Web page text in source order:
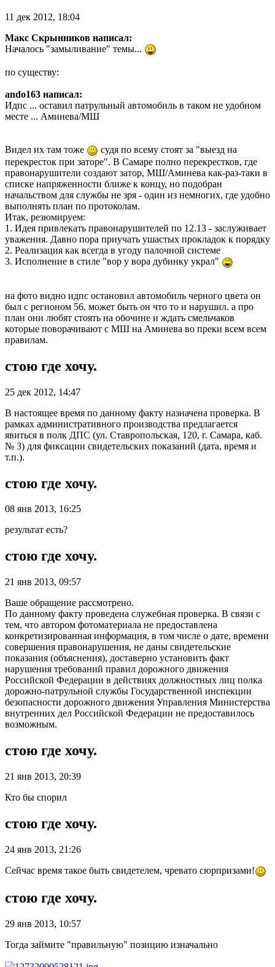
11 дек 2012, 18:04
Макс Скрынников написал:
Началось "замыливание" темы...
по существу:
ando163 написал:
Идпс ... оставил патрульный автомобиль в таком не удобном
месте ... Аминева/МШ
Видел их там тоже
судя по всему стоят за "выезд на
перекресток при заторе". В Самаре полно перекрестков, где
правонарушители создают затор, МШ/Аминева как-раз-таки в
списке напряженности ближе к концу, но подобран
начальством для службы не зря - один из немногих, где удобно
выполнять план по протоколам.
Итак, резюмируем:
1. Идея привлекать правонарушителей по 12.13 - заслуживает
уважения. Давно пора приучать ушастых прокладок к порядку
2. Реализация как всегда в угоду палочной системе
3. Исполнение в стиле "вор у вора дубинку украл"
на фото видно идпс остановил автомобиль черного цвета он
был с регионом 56. может быть он что то и нарушил. а про
план они любят стоять на обочине и ждать смельчаков
которые поворачивают с МШ на Аминева во преки всем всем
правилам.
стою где хочу.
25 дек 2012, 14:47
В настоящее время по данному факту назначена проверка. В
рамках административного производства предлагается
явиться в полк ДПС (ул. Ставропольская, 120, г. Самара, каб.
№ 3) для фиксации свидетельских показаний (дата, время и
т.п.).
стою где хочу.
08 янв 2013, 16:25
результат есть?
стою где хочу.
21 янв 2013, 09:57
Ваше обращение рассмотрено.
По данному факту проведена служебная проверка. В связи с
тем, что автором фотоматериала не предоставлена
конкретизированная информация, в том числе о дате, времени
совершения правонарушения, не даны свидетельские
показания (объяснения), доставерно установить факт
нарушения требований правил дорожного движения
Российской Федерации в действиях должностных лиц полка
дорожно-патрульной службы Государственной инспекции
безопасности дорожного движения Управления Министерства
внутренних дел Российской Федерации не предоставилось
возможным.
стою где хочу.
21 янв 2013, 20:39
Кто бы спорил
стою где хочу.
24 янв 2013, 21:26
Сейчас время такое быть свидетелем, чревато сюрпризами!
стою где хочу.
29 янв 2013, 10:57
Тогда займите "правильную" позицию изначально